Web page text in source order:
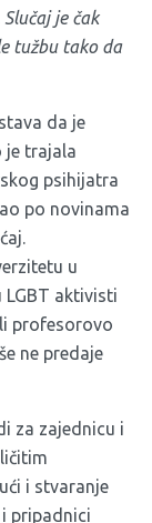
je čak
tužbu tako da
da je
je trajala
psihijatra
po novinama
u
LGBT aktivisti
profesorovo
ne predaje
za zajednicu i
i stvaranje
pripadnici